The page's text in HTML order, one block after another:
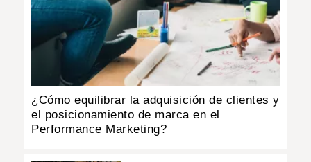
¿Cómo equilibrar la adquisición de clientes y
el posicionamiento de marca en el
Performance Marketing?